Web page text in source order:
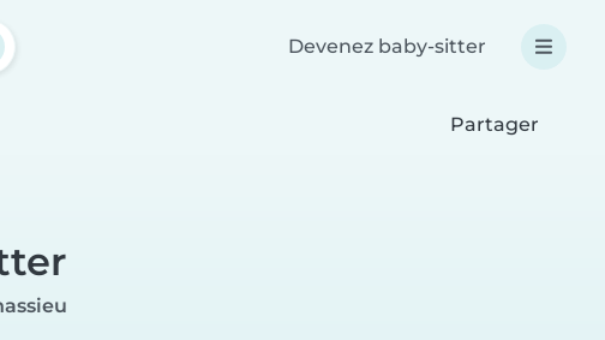
Devenez baby-sitter
Partager